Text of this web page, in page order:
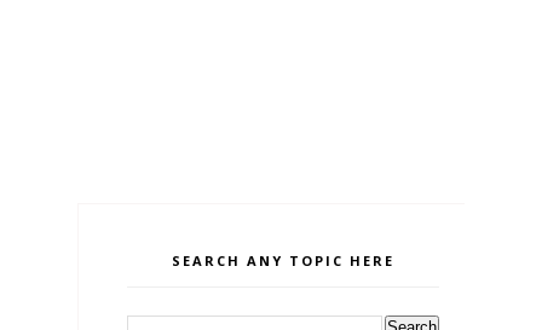
SEARCH ANY TOPIC HERE